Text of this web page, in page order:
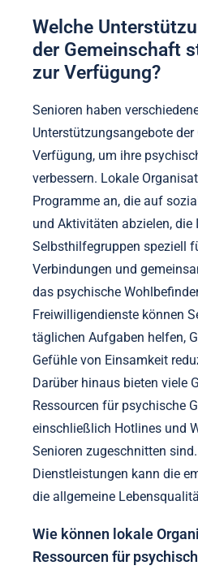
Welche
der Gemeinschaft
zur Verfügung?
Senioren haben
Unterstützungsangebote
Verfügung, um ihre
verbessern. Lokale
Programme an, die auf
und Aktivitäten abzielen, die
Selbsthilfegruppen speziell
Verbindungen und
das psychische
Freiwilligendienste können
täglichen Aufgaben helfen,
Gefühle von Einsamkeit
Darüber hinaus bieten viele
Ressourcen für psychische
einschließlich Hotlines und
Senioren zugeschnitten
Dienstleistungen kann die
die allgemeine
Wie können lokale
Ressourcen für